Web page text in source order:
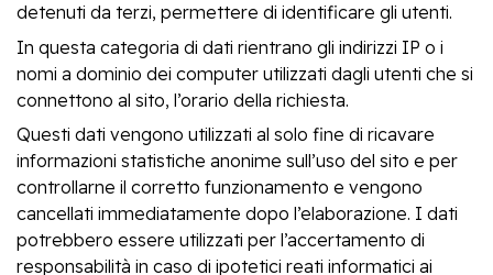
detenuti da terzi, permettere di identificare gli utenti.
In questa categoria di dati rientrano gli indirizzi IP o i
nomi a dominio dei computer utilizzati dagli utenti che si
connettono al sito, l’orario della richiesta.
Questi dati vengono utilizzati al solo fine di ricavare
informazioni statistiche anonime sull’uso del sito e per
controllarne il corretto funzionamento e vengono
cancellati immediatamente dopo l’elaborazione. I dati
potrebbero essere utilizzati per l’accertamento di
responsabilità in caso di ipotetici reati informatici ai